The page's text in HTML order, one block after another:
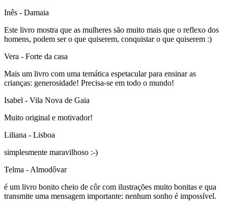
Inês - Damaia
Este livro mostra que as mulheres são muito mais que o reflexo dos
homens, podem ser o que quiserem, conquistar o que quiserem :)
Vera - Forte da casa
Mais um livro com uma temática espetacular para ensinar as
crianças: generosidade! Precisa-se em todo o mundo!
Isabel - Vila Nova de Gaia
Muito original e motivador!
Liliana - Lisboa
simplesmente maravilhoso :-)
Telma - Almodôvar
é um livro bonito cheio de côr com ilustrações muito bonitas e qua
transmite uma mensagem importante: nenhum sonho é impossível.